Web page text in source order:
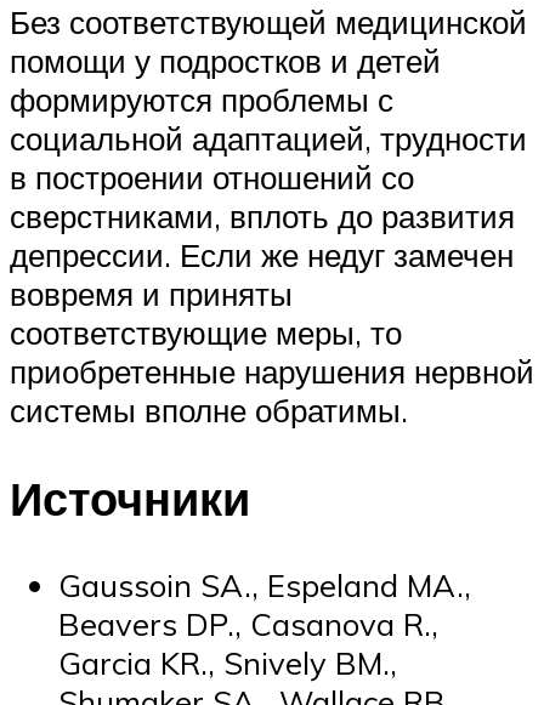
Без соответствующей медицинской
помощи у подростков и детей
формируются проблемы с
социальной адаптацией, трудности
в построении отношений со
сверстниками, вплоть до развития
депрессии. Если же недуг замечен
вовремя и приняты
соответствующие меры, то
приобретенные нарушения нервной
системы вполне обратимы.
Источники
Gaussoin SA., Espeland MA.,
Beavers DP., Casanova R.,
Garcia KR., Snively BM.,